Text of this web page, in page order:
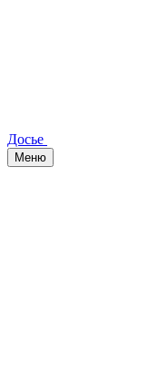
Досье
Меню